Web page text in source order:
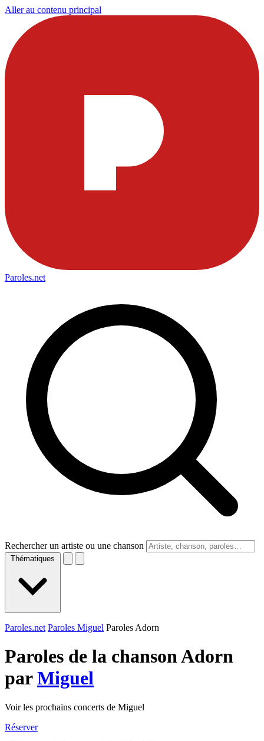
Aller au contenu principal
Paroles.net
Rechercher un artiste ou une chanson
Thématiques
Paroles.net Paroles Miguel Paroles Adorn
Paroles de la chanson Adorn
parMiguel
Voir les prochains concerts de Miguel
Réserver